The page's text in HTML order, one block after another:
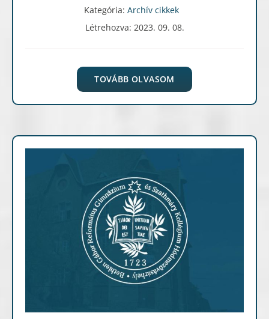
Kategória: Archív cikkek
Létrehozva: 2023. 09. 08.
TOVÁBB OLVASOM
Archív cikkek